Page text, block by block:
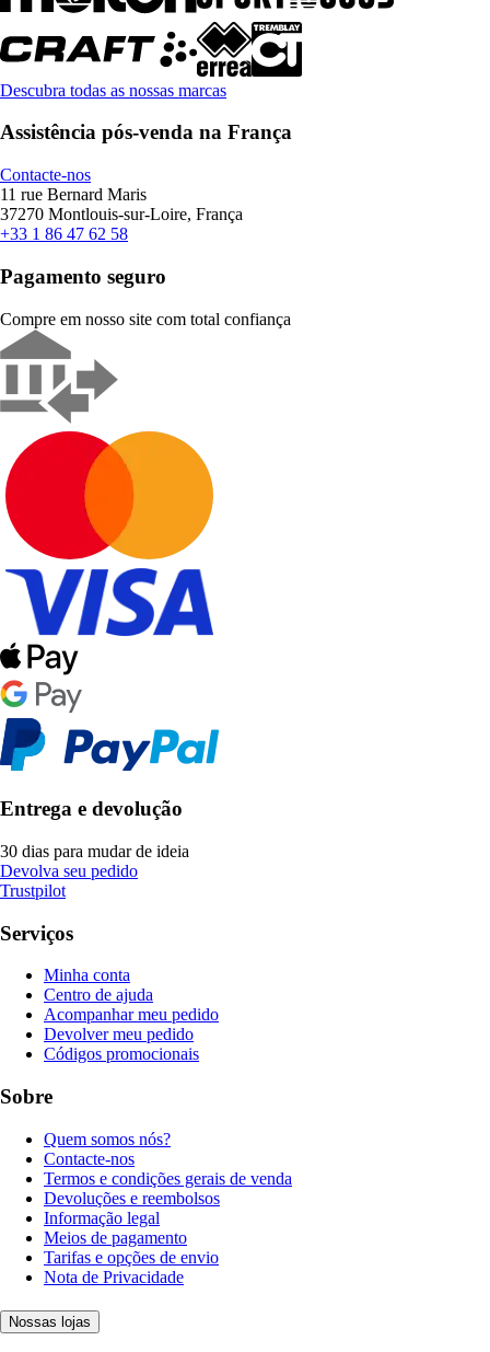
Descubra todas as nossas marcas
Assistência pós-venda na França
Contacte-nos
11 rue Bernard Maris
37270 Montlouis-sur-Loire, França
+33 1 86 47 62 58
Pagamento seguro
Compre em nosso site com total confiança
Entrega e devolução
30 dias para mudar de ideia
Devolva seu pedido
Trustpilot
Serviços
Minha conta
Centro de ajuda
Acompanhar meu pedido
Devolver meu pedido
Códigos promocionais
Sobre
Quem somos nós?
Contacte-nos
Termos e condições gerais de venda
Devoluções e reembolsos
Informação legal
Meios de pagamento
Tarifas e opções de envio
Nota de Privacidade
Nossas lojas